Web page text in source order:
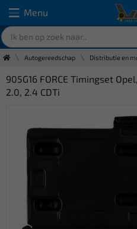
Menu
Autogereedschap Distributie en
905G16 FORCE Timingset
2.0, 2.4 CDTi